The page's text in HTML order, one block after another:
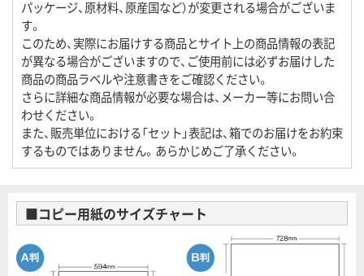
パッケージ、原材料、原産国など）が変更される場合がございま
す。
このため、実際にお届けする商品とサイト上の商品情報の表記
が異なる場合がございますので、ご使用前には必ずお届けした
商品の商品ラベルや注意書きをご確認ください。
さらに詳細な商品情報が必要な場合は、メーカー等にお問い合
わせください。
また、販売単位における「セット」表記は、箱でのお届けをお約束
するものではありません。あらかじめご了承ください。
■コピー用紙のサイズチャート